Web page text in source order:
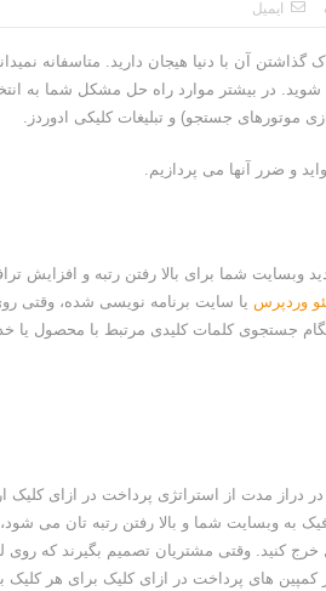
ایمیل
آن با دنیا هیجان دارید. متاسفانه
شوید. در بیشتر موارد راه حل مشکل شما به
موتورهای جستجو) و تبلیغات کلیکی ادوردز.
و ضرر آنها می پردازیم.
وبسایت شما برای بالا رفتن رتبه و افزایش
وردپرس یا سایت برنامه نویسی شده، وقتی
جستجوی کلمات کلیدی مرتبط با محصول یا
مدت از استراتژی پرداخت در ازای کلیک
به وبسایت شما و بالا رفتن رتبه تان می شود،
کنید. وقتی مشتریان تصمیم بگیرند که روی
های پرداخت در ازای کلیک برای هر کلیک